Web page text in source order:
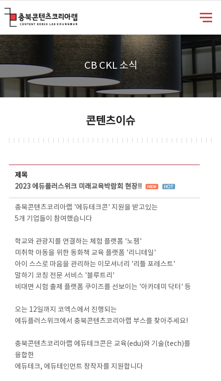
CB CKL 소식
콘텐츠이슈
제목
2023 에듀플러스위크 미래교육박람회 현장!!
충북콘텐츠코리아랩 '에듀테크콘' 지원을 받고있는
5개 기업들이 참여했습니다
학교와 관광지를 연결하는 체험 플랫폼 '노잼'
미취학 아동을 위한 동화책 교육 플랫폼 '리니테일'
아이 스스로 마음을 관리하는 이모셔너리 '리틀 포레스트'
말하기 코칭 전문 서비스 '블루트리'
비대면 시험 출제 플랫폼 쿠이즈를 선보이는 '아카데미 닥터' 등
오는 12일까지 코엑스에서 진행되는
에듀플러스위크에서 충북콘텐츠코리아랩 부스를 찾아주세요!
충북콘텐츠코리아랩 에듀테크콘은 교육(edu)와 기술(tech)를
융합한
에듀테크, 에듀테인먼트 창작자를 지원합니다